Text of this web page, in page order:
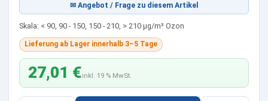
✉ Angebot / Frage zu diesem Artikel
Skala: < 90, 90 - 150, 150 - 210, > 210 µg/m³ Ozon
Lieferung ab Lager innerhalb 3–5 Tage
27,01 €inkl. 19 % MwSt.